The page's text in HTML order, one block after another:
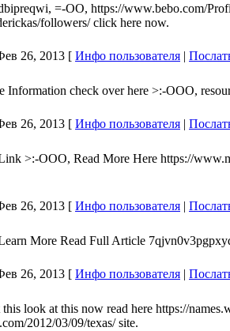
=-OO, https://www.bebo.com/
followers/ click here now.
26, 2013 [ Инфо пользователя |
Information check over here >:-OOO,
26, 2013 [ Инфо пользователя |
>:-OOO, Read More Here https://
26, 2013 [ Инфо пользователя |
More Read Full Article
26, 2013 [ Инфо пользователя |
look at this now read here https://
2012/03/09/texas/ site.